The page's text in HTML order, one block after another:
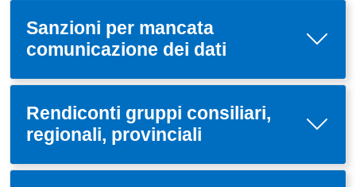
Sanzioni per mancata
comunicazione dei dati
Rendiconti gruppi consiliari,
regionali, provinciali